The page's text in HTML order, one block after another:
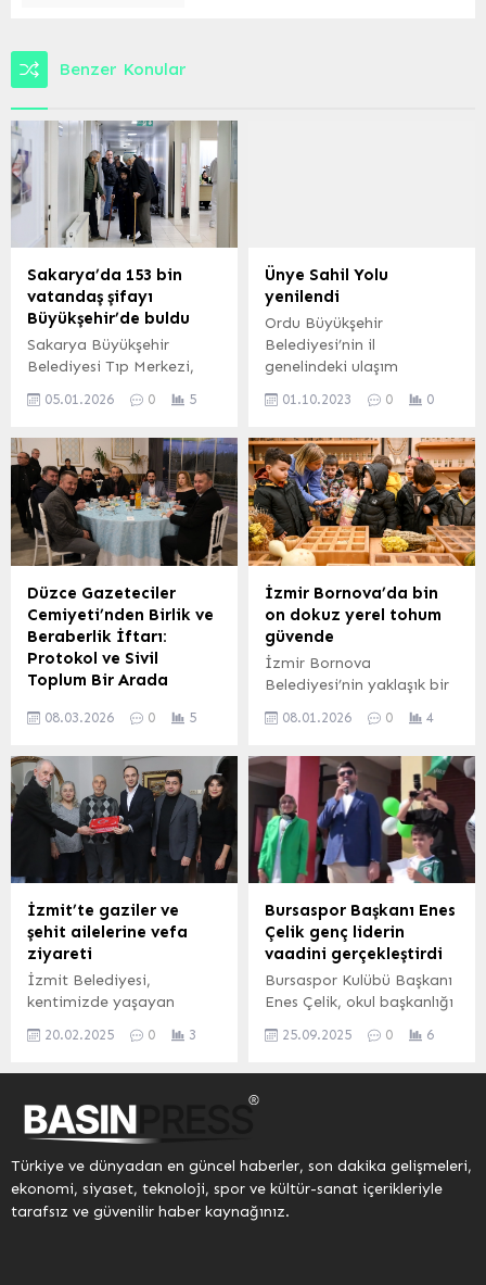
Benzer Konular
Sakarya’da 153 bin
vatandaş şifayı
Büyükşehir’de buldu
Sakarya Büyükşehir
Belediyesi Tıp Merkezi,
hekim kadrosu ve sağlık
da vatandaşların sağlık
ihtiyaçlarına cevap verdi.
SAKARYA (İGFA) –
Sakarya Büyükşehir
Belediyesi Tıp Merkezi,
güçlü altyapısı ve uzman
kadrosuyla 2025 yılında
153 bin 407 vatandaşa
şifa oldu. Muayene, tanı,
tedavi, eğitim ve nakil
hizmetleriyle takdir...
05.01.2026 0 5
Ünye Sahil Yolu
yenilendi
Ordu Büyükşehir
Belediyesi’nin il
genelindeki ulaşım
Başkan Dr. Mehmet Hilmi
eden çalışmalarda, Ünye
ilçesi Devlet Sahil Yolunda
yıpranmadan kaynaklı
bozulan 1 kilometrelik
bölüm yapılan çalışma ile
konforlu yapıya
kavuşturuldu. ORDU
(İGFA) – Ordu’da hayata
geçirdiği ulaşım
yatırımlarıyla dikkat çeken
Büyükşehir Belediyesi,
ilçelerin yıllar süren
hayallerini bir...
01.10.2023 0 0
Düzce Gazeteciler
Cemiyeti’nden Birlik ve
Beraberlik İftarı:
Protokol ve Sivil
Toplum Bir Arada
Cemiyeti tarafından
atmosferine uygun olarak
organize edilen iftar
programı, geniş bir
katılımla gerçekleştirildi.
Etkinlik, il protokolünün
yanı sıra belediye
başkanları, iş insanları,
siyasi parti ve dernek
temsilcileri ile çok sayıda
gazeteciyi aynı sofrada
buluşturdu.Programda
birlik ve beraberlik
mesajları öne çıkarken,
paylaşma ve...
08.03.2026 0 5
İzmir Bornova’da bin
on dokuz yerel tohum
güvende
İzmir Bornova
Belediyesi’nin yaklaşık bir
Kent Yerel Tohum Merkezi,
koruma altına alarak hem
ücretsiz dağıtım hem de
eğitim faaliyetleriyle
ekolojik farkındalığı
güçlendiriyor. İZMİR
(İGFA) – İzmir Bornova
Merkez Kapalı
Pazaryeri’nin ikinci
katında 15 Şubat 2025’te
hizmete açılan Ekolojik
Kent Yerel Tohum
Merkezi,...
08.01.2026 0 4
İzmit’te gaziler ve
şehit ailelerine vefa
ziyareti
İzmit Belediyesi,
kentimizde yaşayan
şehitlerimizin ailelerini
getiriyor
20.02.2025 0 3
Bursaspor Başkanı Enes
Çelik genç liderin
vaadini gerçekleştirdi
Bursaspor Kulübü Başkanı
Enes Çelik, okul başkanlığı
Göktuğ’u Çalı İlköğretim
yağdı. BURSA (İGFA) –
Bursaspor Kulübü Başkanı
Enes Çelik, Bursa’nın Çalı
25.09.2025 0 6
Türkiye ve dünyadan en güncel haberler, son dakika gelişmeleri,
ekonomi, siyaset, teknoloji, spor ve kültür-sanat içerikleriyle
tarafsız ve güvenilir haber kaynağınız.